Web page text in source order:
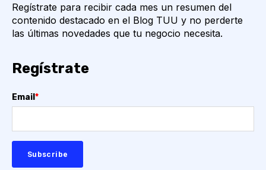
Regístrate para recibir cada mes un resumen del
contenido destacado en el Blog TUU y no perderte
las últimas novedades que tu negocio necesita.
Regístrate
Email *